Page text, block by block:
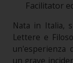
Facilitator
Nata in Italia,
Lettere e
un'esperienza
un grave